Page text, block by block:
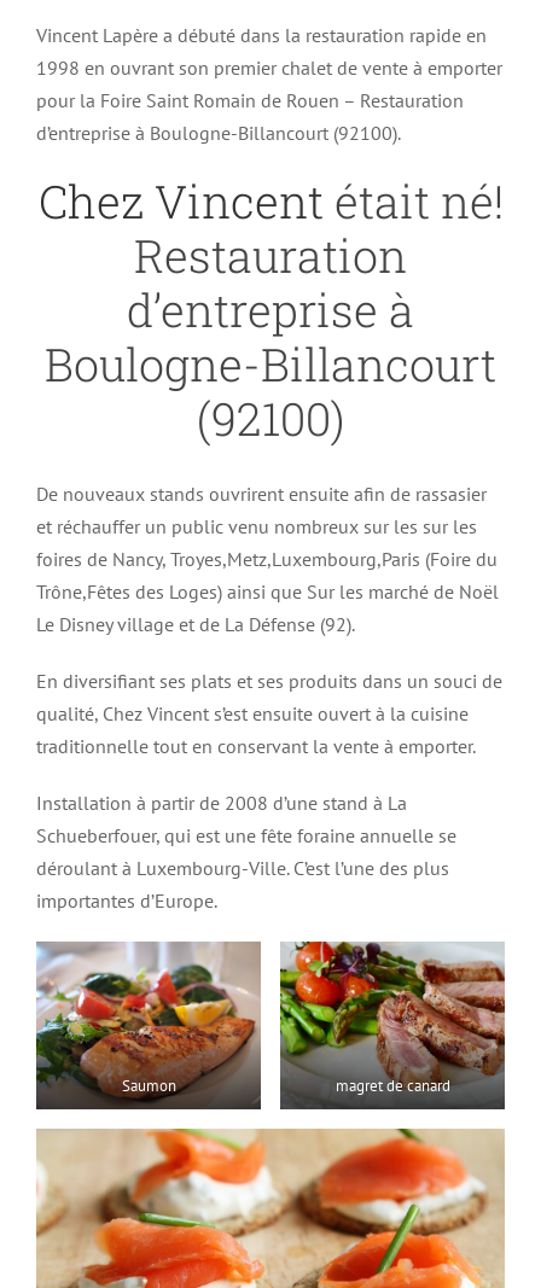
Vincent Lapère a débuté dans la restauration rapide en
1998 en ouvrant son premier chalet de vente à emporter
pour la Foire Saint Romain de Rouen – Restauration
d’entreprise à Boulogne-Billancourt (92100).
Chez Vincent était né!
Restauration
d’entreprise à
Boulogne-Billancourt
(92100)
De nouveaux stands ouvrirent ensuite afin de rassasier
et réchauffer un public venu nombreux sur les sur les
foires de Nancy, Troyes,Metz,Luxembourg,Paris (Foire du
Trône,Fêtes des Loges) ainsi que Sur les marché de Noël
Le Disney village et de La Défense (92).
En diversifiant ses plats et ses produits dans un souci de
qualité, Chez Vincent s’est ensuite ouvert à la cuisine
traditionnelle tout en conservant la vente à emporter.
Installation à partir de 2008 d’une stand à La
Schueberfouer, qui est une fête foraine annuelle se
déroulant à Luxembourg-Ville. C’est l’une des plus
importantes d’Europe.
Saumon magret de canard